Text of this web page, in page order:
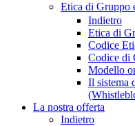
Etica di Gruppo
Indietro
Etica di
Codice
Codice di
Modello
Il sistema
La nostra offerta
Indietro